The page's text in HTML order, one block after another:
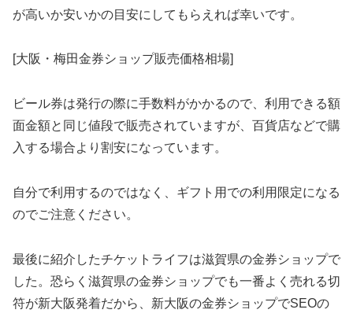
が高いか安いかの目安にしてもらえれば幸いです。
[大阪・梅田金券ショップ販売価格相場]
ビール券は発行の際に手数料がかかるので、利用できる額
面金額と同じ値段で販売されていますが、百貨店などで購
入する場合より割安になっています。
自分で利用するのではなく、ギフト用での利用限定になる
のでご注意ください。
最後に紹介したチケットライフは滋賀県の金券ショップで
した。恐らく滋賀県の金券ショップでも一番よく売れる切
符が新大阪発着だから、新大阪の金券ショップでSEOの